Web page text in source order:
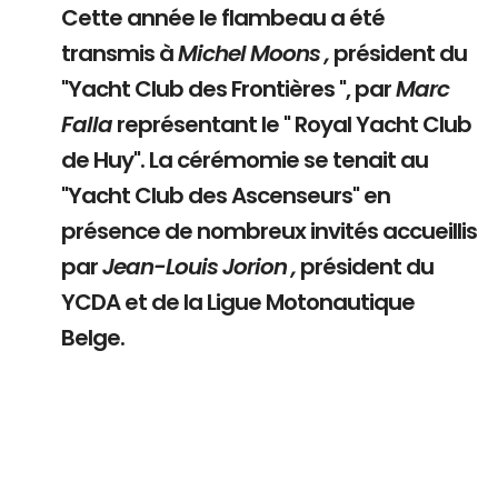
Cette année le flambeau a été
transmis àMichel Moons ,président du
"Yacht Club des Frontières ", parMarc
Fallareprésentant le " Royal Yacht Club
de Huy". La cérémomie se tenait au
"Yacht Club des Ascenseurs" en
présence de nombreux invités accueillis
parJean-Louis Jorion ,président du
YCDA et de la Ligue Motonautique
Belge.